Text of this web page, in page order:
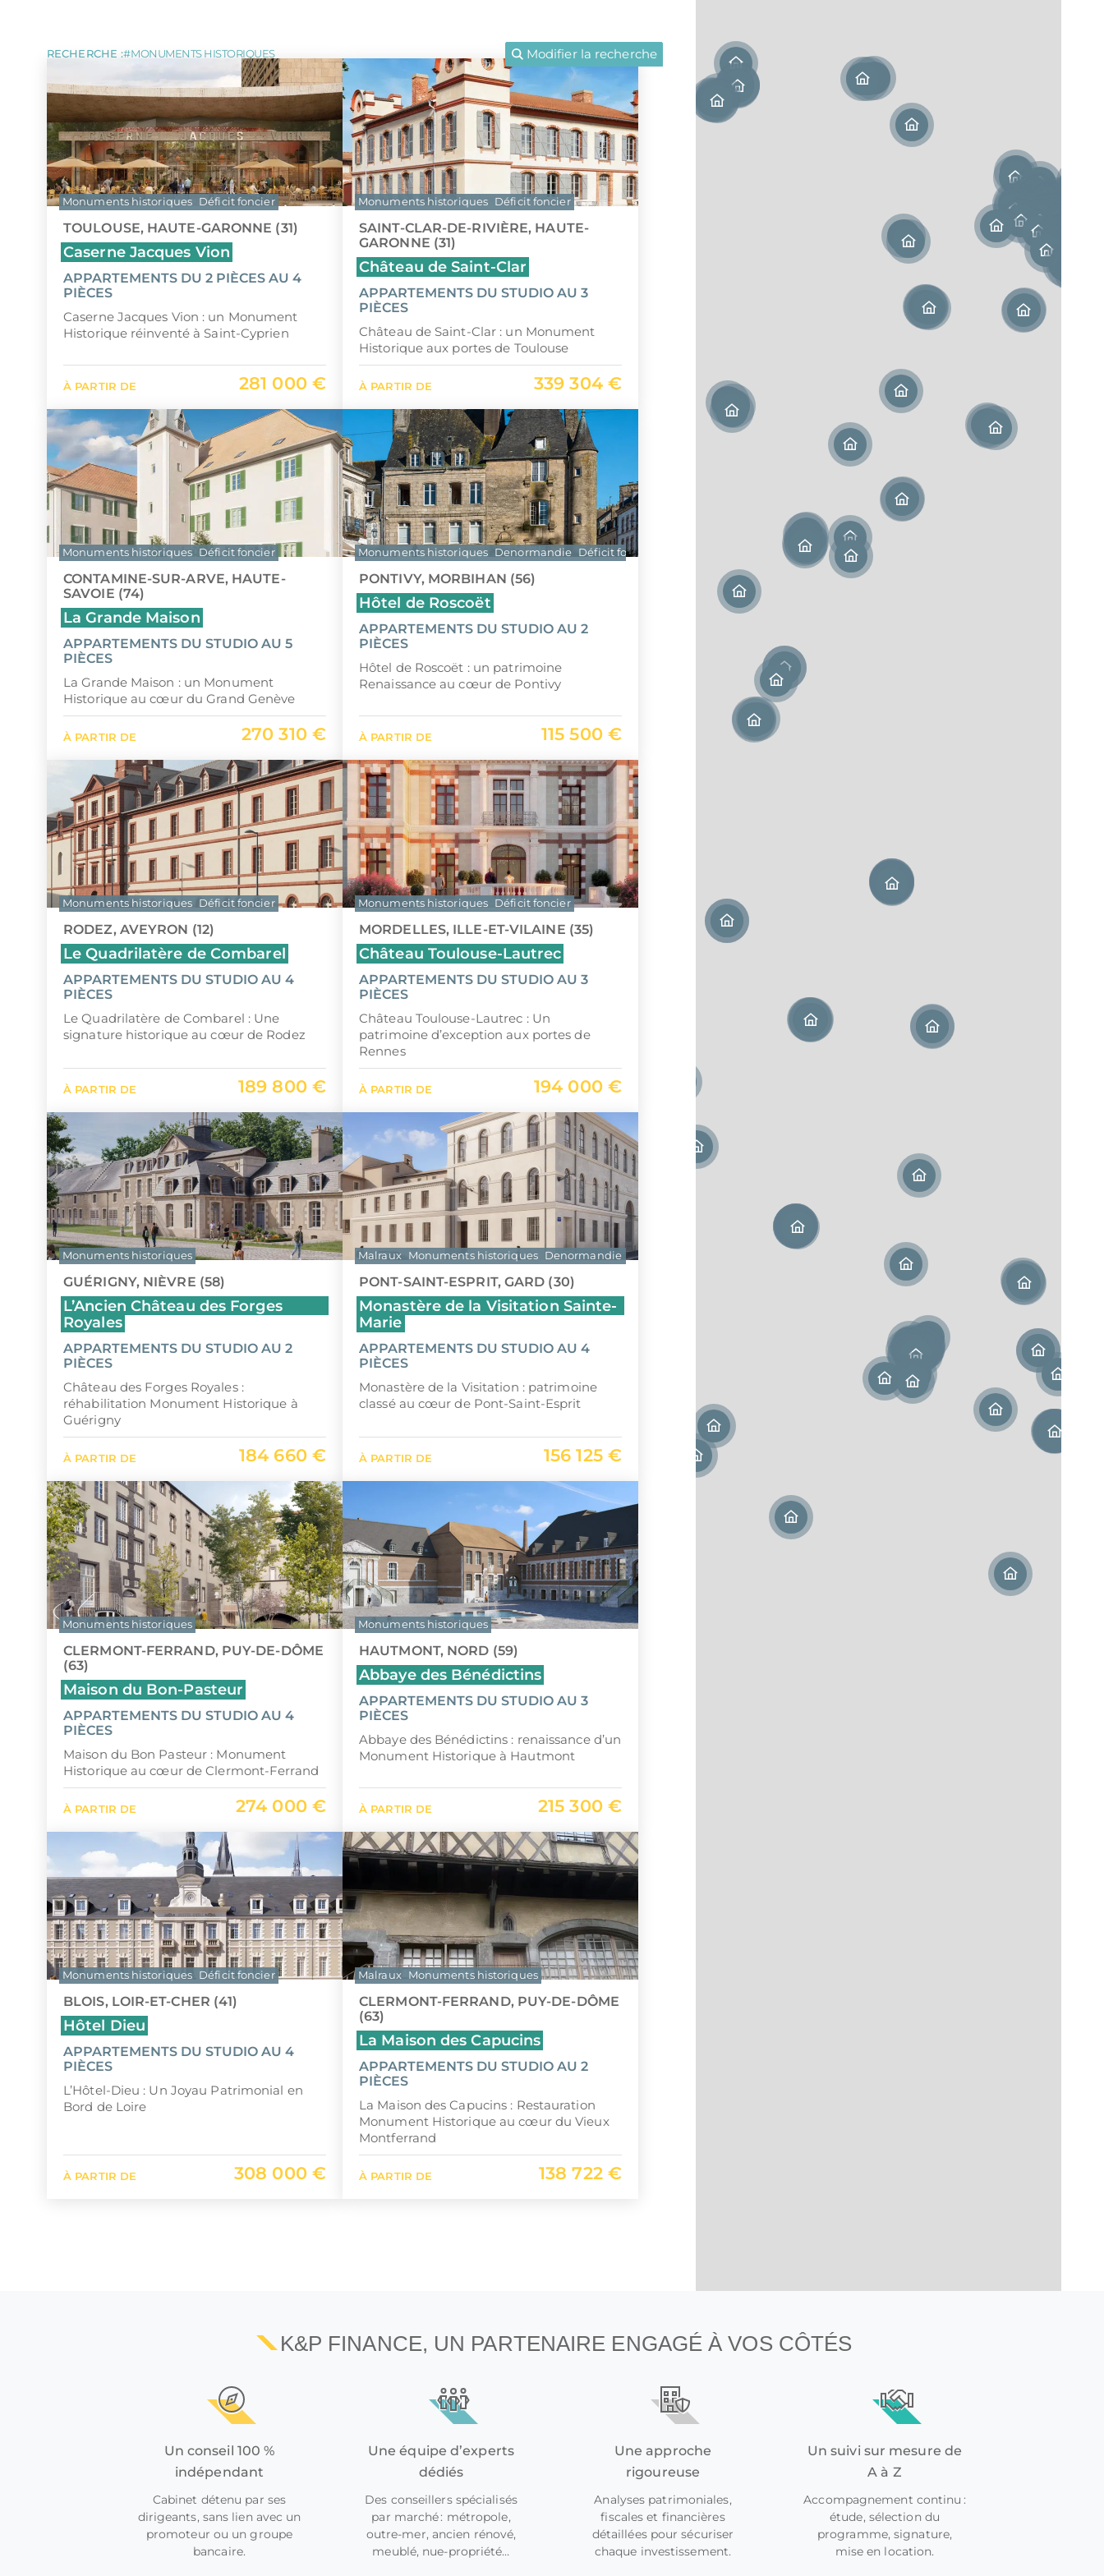
MONUMENTS HISTORIQUES
CIIC (CORSE) LLI
LMP/LMNP
Nue-propriété
LLI
CIIC (Corse)
Maurice (non-résident)
PTZ
TVA réduite
Occitanie
Pays de la Loire
Saint-Martin (978)
Île Maurice
RECHERCHE : MONUMENTS HISTORIQUES Modifier la recherche
TOULOUSE, HAUTE-GARONNE (31)
Caserne Jacques Vion
APPARTEMENTS DU 2 PIÈCES AU 4
PIÈCES
Caserne Jacques Vion : un Monument
Historique réinventé à Saint-Cyprien
À PARTIR DE 281 000 €
Monuments historiques Déficit foncier
SAINT-CLAR-DE-RIVIÈRE, HAUTE-
GARONNE (31)
Château de Saint-Clar
APPARTEMENTS DU STUDIO AU 3
PIÈCES
Château de Saint-Clar : un Monument
Historique aux portes de Toulouse
À PARTIR DE 339 304 €
Monuments historiques Déficit foncier
CONTAMINE-SUR-ARVE, HAUTE-
SAVOIE (74)
La Grande Maison
APPARTEMENTS DU STUDIO AU 5
PIÈCES
La Grande Maison : un Monument
Historique au cœur du Grand Genève
À PARTIR DE 270 310 €
Monuments historiques Déficit foncier
PONTIVY, MORBIHAN (56)
Hôtel de Roscoët
APPARTEMENTS DU STUDIO AU 2
PIÈCES
Hôtel de Roscoët : un patrimoine
Renaissance au cœur de Pontivy
À PARTIR DE 115 500 €
Monuments historiques Denormandie Déficit foncier
RODEZ, AVEYRON (12)
Le Quadrilatère de Combarel
APPARTEMENTS DU STUDIO AU 4
PIÈCES
Le Quadrilatère de Combarel : Une
signature historique au cœur de Rodez
À PARTIR DE 189 800 €
Monuments historiques Déficit foncier
MORDELLES, ILLE-ET-VILAINE (35)
Château Toulouse-Lautrec
APPARTEMENTS DU STUDIO AU 3
PIÈCES
Château Toulouse-Lautrec : Un
patrimoine d’exception aux portes de
Rennes
À PARTIR DE 194 000 €
Monuments historiques Déficit foncier
GUÉRIGNY, NIÈVRE (58)
L’Ancien Château des Forges
Royales
APPARTEMENTS DU STUDIO AU 2
PIÈCES
Château des Forges Royales :
réhabilitation Monument Historique à
Guérigny
À PARTIR DE 184 660 €
Monuments historiques
PONT-SAINT-ESPRIT, GARD (30)
Monastère de la Visitation Sainte-
Marie
APPARTEMENTS DU STUDIO AU 4
PIÈCES
Monastère de la Visitation : patrimoine
classé au cœur de Pont-Saint-Esprit
À PARTIR DE 156 125 €
Malraux Monuments historiques Denormandie Déficit foncier
CLERMONT-FERRAND, PUY-DE-DÔME
(63)
Maison du Bon-Pasteur
APPARTEMENTS DU STUDIO AU 4
PIÈCES
Maison du Bon Pasteur : Monument
Historique au cœur de Clermont-Ferrand
À PARTIR DE 274 000 €
Monuments historiques
HAUTMONT, NORD (59)
Abbaye des Bénédictins
APPARTEMENTS DU STUDIO AU 3
PIÈCES
Abbaye des Bénédictins : renaissance d’un
Monument Historique à Hautmont
À PARTIR DE 215 300 €
Monuments historiques
BLOIS, LOIR-ET-CHER (41)
Hôtel Dieu
APPARTEMENTS DU STUDIO AU 4
PIÈCES
L’Hôtel-Dieu : Un Joyau Patrimonial en
Bord de Loire
À PARTIR DE 308 000 €
Monuments historiques Déficit foncier
CLERMONT-FERRAND, PUY-DE-DÔME
(63)
La Maison des Capucins
APPARTEMENTS DU STUDIO AU 2
PIÈCES
La Maison des Capucins : Restauration
Monument Historique au cœur du Vieux
Montferrand
À PARTIR DE 138 722 €
Malraux Monuments historiques
K&P FINANCE, UN PARTENAIRE ENGAGÉ À VOS CÔTÉS
Un conseil 100 %
indépendant
Cabinet détenu par ses
dirigeants, sans lien avec un
promoteur ou un groupe
bancaire.
Une équipe d’experts
dédiés
Des conseillers spécialisés
par marché : métropole,
outre-mer, ancien rénové,
meublé, nue-propriété…
Une approche
rigoureuse
Analyses patrimoniales,
fiscales et financières
détaillées pour sécuriser
chaque investissement.
Un suivi sur mesure de
A à Z
Accompagnement continu :
étude, sélection du
programme, signature,
mise en location.